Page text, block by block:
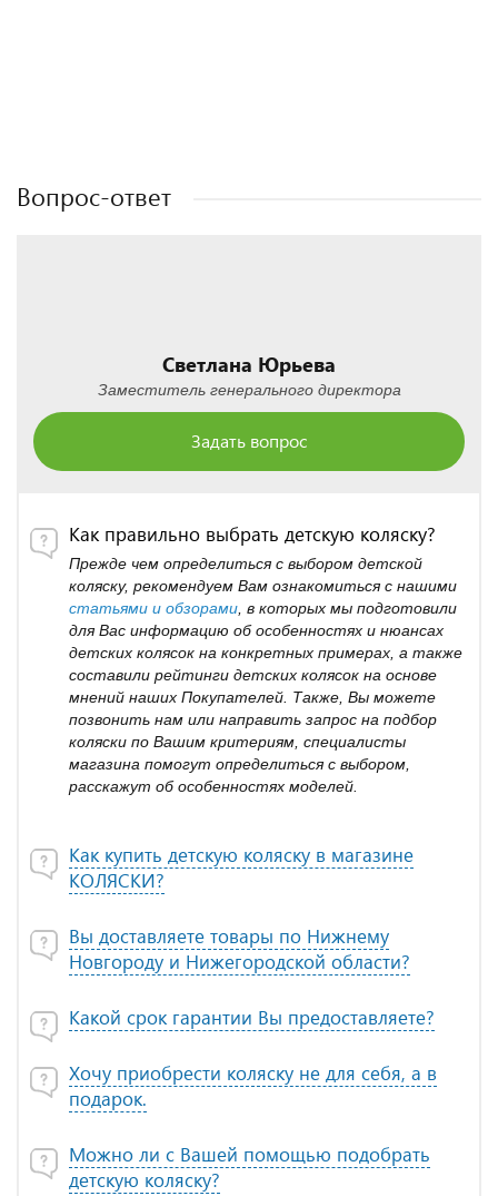
Вопрос-ответ
Светлана Юрьева
Заместитель генерального директора
Задать вопрос
Как правильно выбрать детскую коляску?
Прежде чем определиться с выбором детской
коляску, рекомендуем Вам ознакомиться с нашими
статьями и обзорами , в которых мы подготовили
для Вас информацию об особенностях и нюансах
детских колясок на конкретных примерах, а также
составили рейтинги детских колясок на основе
мнений наших Покупателей. Также, Вы можете
позвонить нам или направить запрос на подбор
коляски по Вашим критериям, специалисты
магазина помогут определиться с выбором,
расскажут об особенностях моделей.
Как купить детскую коляску в магазине
КОЛЯСКИ?
Вы доставляете товары по Нижнему
Новгороду и Нижегородской области?
Какой срок гарантии Вы предоставляете?
Хочу приобрести коляску не для себя, а в
подарок.
Можно ли с Вашей помощью подобрать
детскую коляску?